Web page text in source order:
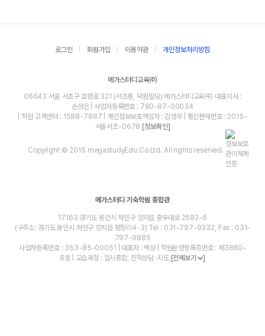
로그인 회원가입 이용약관 개인정보처리방침
메가스터디교육㈜
06643 서울 서초구 효령로 321 (서초동, 덕원빌딩) 메가스터디교육㈜ 대표이사 :
손성은 | 사업자등록번호 : 780-87-00034
| 학원 고객센터 : 1588-7887 | 개인정보보호책임자 : 김영무 | 통신판매번호 : 2015-
서울서초-0678 [정보확인]
Copyright © 2015 megastudyEdu.Co.Ltd. All rights reserved.
메가스터디 기숙학원 종합관
17163 경기도 용인시 처인구 양지읍 중부대로 2582-6
(구주소: 경기도 용인시 처인구 양지읍 평창리4-3) Tel : 031-797-9332, Fax : 031-
797-9885
사업자등록번호 : 353-85-00051 | 대표자 : 백성 | 학원운영등록증번호 : 제3860-
8호 | 교습과정 : 입시종합, 진학상담 ·지도 [전체보기 ]